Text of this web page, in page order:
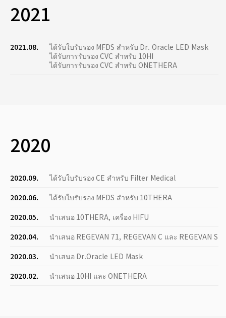
2021
2021.08.
ได้รับใบรับรอง MFDS สำหรับ Dr. Oracle LED Mask
ได้รับการรับรอง CVC สำหรับ 10HI
ได้รับการรับรอง CVC สำหรับ ONETHERA
2020
2020.09.
ได้รับใบรับรอง CE สำหรับ Filter Medical
2020.06.
ได้รับใบรับรอง MFDS สำหรับ 10THERA
2020.05.
นำเสนอ 10THERA, เครื่อง HIFU
2020.04.
นำเสนอ REGEVAN 71, REGEVAN C และ REGEVAN S
2020.03.
นำเสนอ Dr.Oracle LED Mask
2020.02.
นำเสนอ 10HI และ ONETHERA